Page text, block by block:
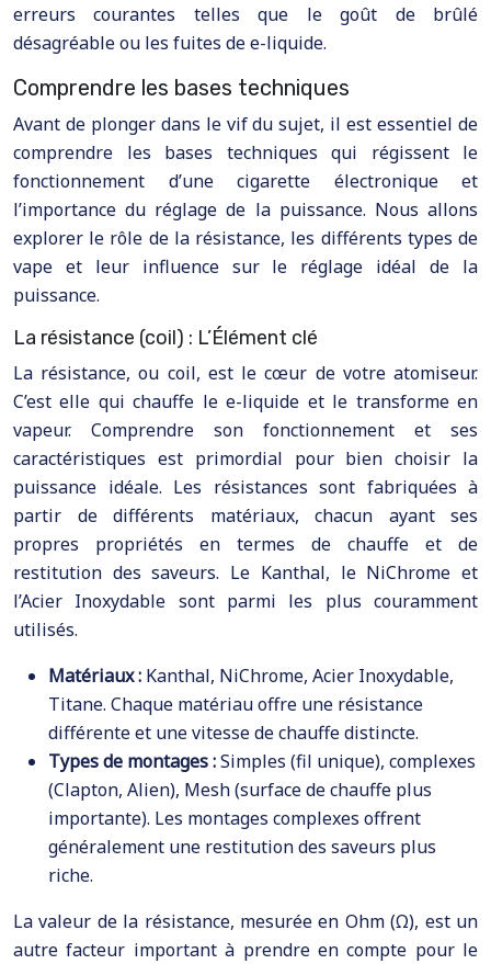
erreurs courantes telles que le goût de brûlé
désagréable ou les fuites de e-liquide.
Comprendre les bases techniques
Avant de plonger dans le vif du sujet, il est essentiel de
comprendre les bases techniques qui régissent le
fonctionnement d’une cigarette électronique et
l’importance du réglage de la puissance. Nous allons
explorer le rôle de la résistance, les différents types de
vape et leur influence sur le réglage idéal de la
puissance.
La résistance (coil) : L’Élément clé
La résistance, ou coil, est le cœur de votre atomiseur.
C’est elle qui chauffe le e-liquide et le transforme en
vapeur. Comprendre son fonctionnement et ses
caractéristiques est primordial pour bien choisir la
puissance idéale. Les résistances sont fabriquées à
partir de différents matériaux, chacun ayant ses
propres propriétés en termes de chauffe et de
restitution des saveurs. Le Kanthal, le NiChrome et
l’Acier Inoxydable sont parmi les plus couramment
utilisés.
Matériaux : Kanthal, NiChrome, Acier Inoxydable,
Titane. Chaque matériau offre une résistance
différente et une vitesse de chauffe distincte.
Types de montages :Simples (fil unique), complexes
(Clapton, Alien), Mesh (surface de chauffe plus
importante). Les montages complexes offrent
généralement une restitution des saveurs plus
riche.
La valeur de la résistance, mesurée en Ohm (Ω), est un
autre facteur important à prendre en compte pour le